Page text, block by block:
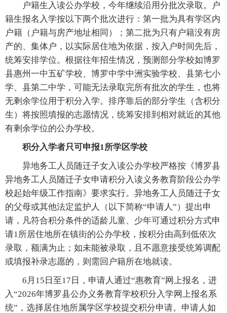
户籍生入读公办学校，今年继续沿用分批次录取。户
籍生报名入学按以下两个批次进行：第一批为具有学区内
户籍（户籍与房产地址相同）；第二批为只有户籍没有房
产的、集体户，以实际居住地为依据，按入户时间先后，
统筹安排学位。根据往年招生情况，预测部分学校如博罗
县惠州一中五矿学校、博罗中学中洲实验学校、县第七小
学、县第二中学，可能无法录取完所有批次的学生，也将
无剩余学位用于积分入学。排序靠后的部分学生（含积分
生）将按照填报的志愿情况，统筹安排到相对就近的其他
有剩余学位的公办学校。
积分入学者只可申报1所学区学校
异地务工人员随迁子女入读公办学校严格按《博罗县
异地务工人员随迁子女申请积分入读义务教育阶段公办学
校起始年级工作指南》要求实行。异地务工人员随迁子女
的父母或其他法定监护人（以下简称“申请人”）提出申
请，凡符合积分条件的适龄儿童、少年可通过积分方式申
请1所居住地所在镇街的公办学校，按积分由高到低依次
录取，额满为止；如未能被录取，且不愿意接受统筹调配
或填报补录志愿的，则需回户籍所在地就读。
6月15日至17日，申请人通过“惠教育”网上报名，进
入“2026年博罗县公办义务教育学校积分入学网上报名系
统”，选择居住地所属学区学校提交积分申请。申请人如